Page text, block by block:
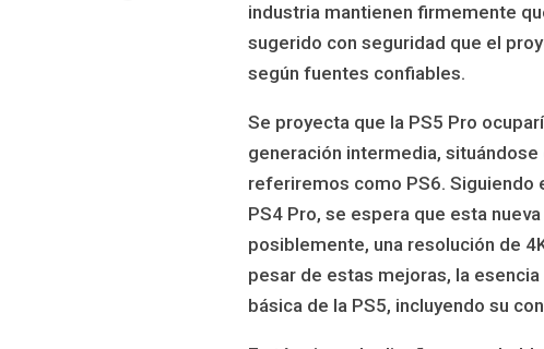
industria mantienen firmemente
sugerido con seguridad que el
según fuentes confiables.
Se proyecta que la PS5 Pro
generación intermedia, situándose
referiremos como PS6.
PS4 Pro, se espera que esta
posiblemente, una resolución de
pesar de estas mejoras, la
básica de la PS5, incluyendo su